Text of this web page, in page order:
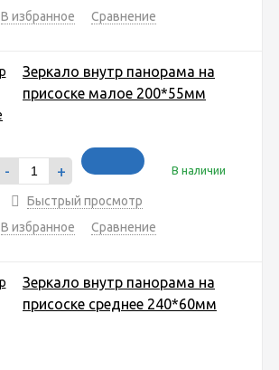
В избранное Сравнение
Зеркало внутр панорама на
присоске малое 200*55мм
- + В наличии
Быстрый просмотр
В избранное
Сравнение
Зеркало внутр панорама на
присоске среднее 240*60мм